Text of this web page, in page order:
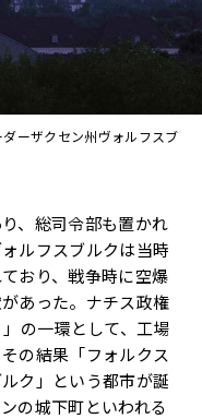
ーザクセン州ヴォルフスブ
、総司令部も置かれ
ルフスブルクは当時
おり、戦争時に空爆
あった。ナチス政権
の一環として、工場
の結果「フォルクス
ク」という都市が誕
の城下町といわれる